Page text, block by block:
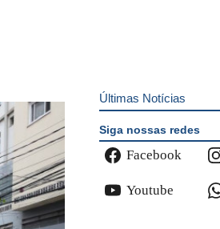
Últimas Notícias
Siga nossas redes
Facebook
Youtube